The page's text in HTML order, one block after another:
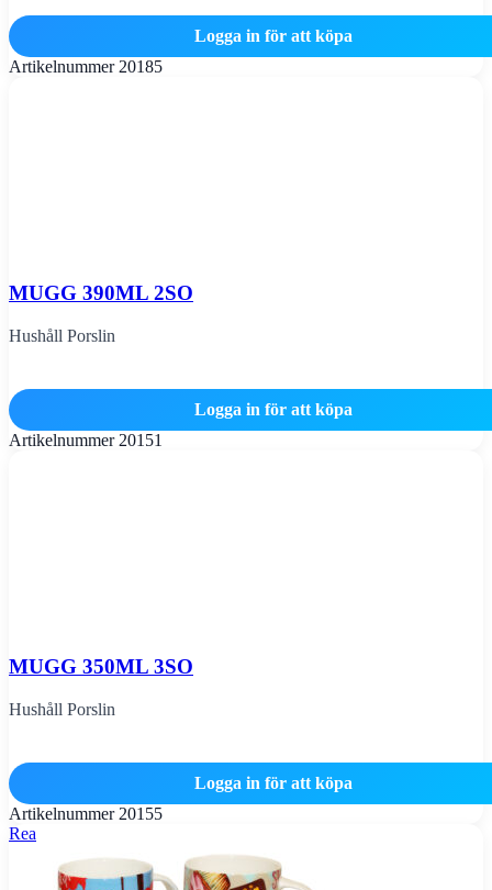
Logga in för att köpa
Artikelnummer 20185
MUGG 390ML 2SO
Hushåll Porslin
Logga in för att köpa
Artikelnummer 20151
MUGG 350ML 3SO
Hushåll Porslin
Logga in för att köpa
Artikelnummer 20155
Rea